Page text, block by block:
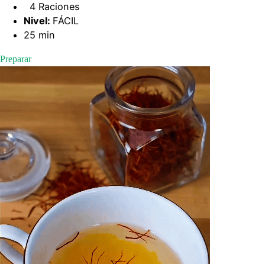
4 Raciones
Nivel: FÁCIL
25 min
Preparar